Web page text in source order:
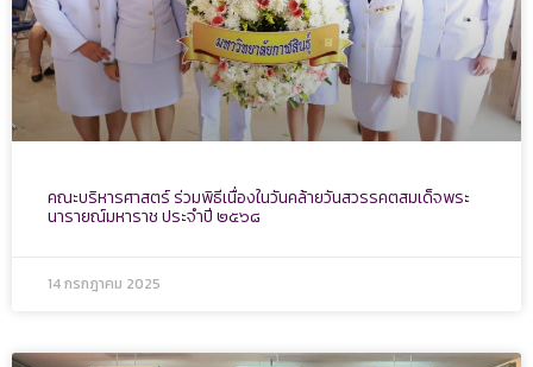
คณะบริหารศาสตร์ ร่วมพิธีเนื่องในวันคล้ายวันสวรรคตสมเด็จพระ
นารายณ์มหาราช ประจำปี ๒๕๖๘
14 กรกฎาคม 2025